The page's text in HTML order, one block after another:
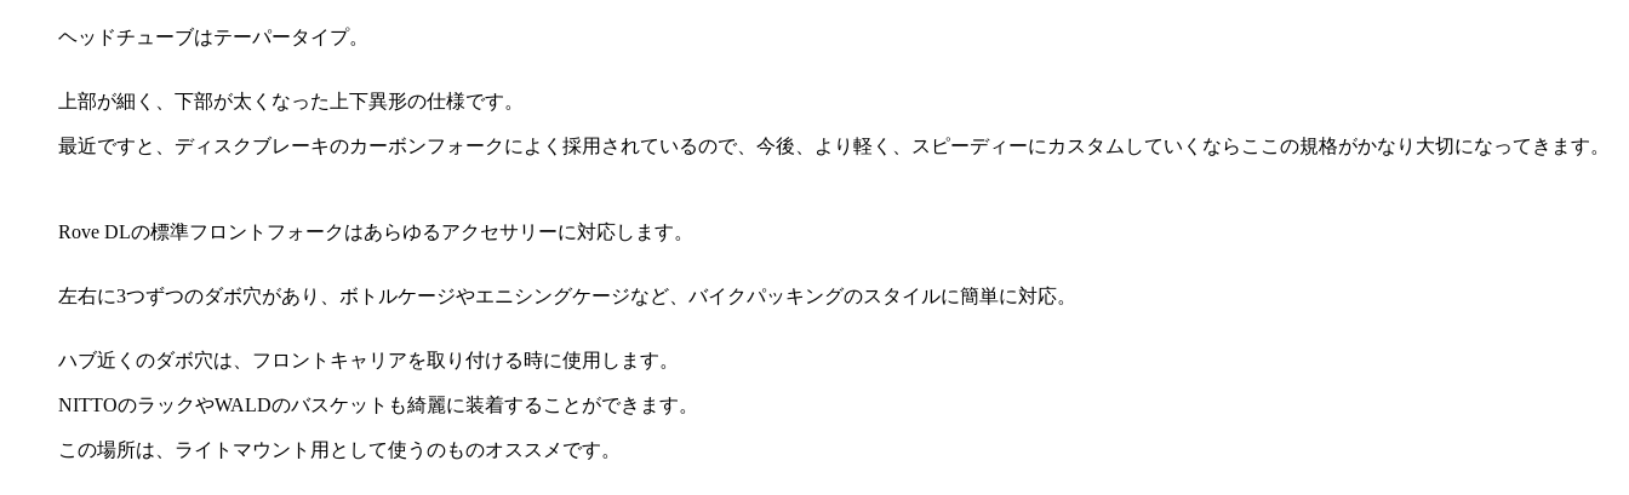
ヘッドチューブはテーパータイプ。
上部が細く、下部が太くなった上下異形の仕様です。
最近ですと、ディスクブレーキのカーボンフォークによく採用されているので、今後、より軽く、スピーディーにカスタムしていくならここの規格がかなり大切になってきます。
Rove DLの標準フロントフォークはあらゆるアクセサリーに対応します。
左右に3つずつのダボ穴があり、ボトルケージやエニシングケージなど、バイクパッキングのスタイルに簡単に対応。
ハブ近くのダボ穴は、フロントキャリアを取り付ける時に使用します。
NITTOのラックやWALDのバスケットも綺麗に装着することができます。
この場所は、ライトマウント用として使うのものオススメです。